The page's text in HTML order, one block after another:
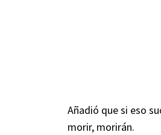
Añadió que si eso
morir, morirán.